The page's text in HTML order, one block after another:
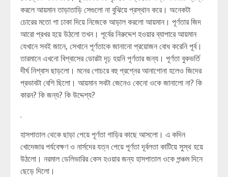
করলে আয়মান তাড়াতাড়ি সেগুলো না বুঝিয়ে প্রস্থান করে। অনেকটা
চোরের মতো গা ঢাকা দিয়ে নিজেকে আড়াল করলো আয়মান। পূর্ণতার জিদ
আরো প্রখর হয়ে উঠলো তখন। পূর্বের নিরুদ্দেশ হওয়ার ব্যাপারে আয়মান
যেখানে সবই জানে, সেখানে পূর্ণতাকে জানানো প্রয়োজন বোধ করেনি পূর্ব।
তারমানে এখনো বিশ্বাসের ডোরটা দৃঢ় হয়নি পূর্ণতার জন্য। পূর্ণতা বুকভর্তি
দীর্ঘ নিশ্বাস ছাড়লো। মনের গোচরে বহু প্রশ্নের আনাগোনা হলেও জিদের
প্রভাবটা বেশি ছিলো। আয়মান সবটা জেনেও কেনো ওকে জানালো না? কি
কারন? কি জন্য? কি উদ্দেশ্য?
.
হাসপাতাল থেকে ছাড়া পেয়ে পূর্ণতা গাড়ির কাছে আসলো। এ কদিন
খোদেজার পর্যবেক্ষণ ও নার্সদের যত্ন পেয়ে পূর্ণতা দূর্বলতা কাটিয়ে সুস্থ হয়ে
উঠলো। নরমাল ডেলিভারির কেস হওয়ার জন্য হাসপাতাল ওকে পন্ঞ্চম দিনে
ছেড়ে দিলো।